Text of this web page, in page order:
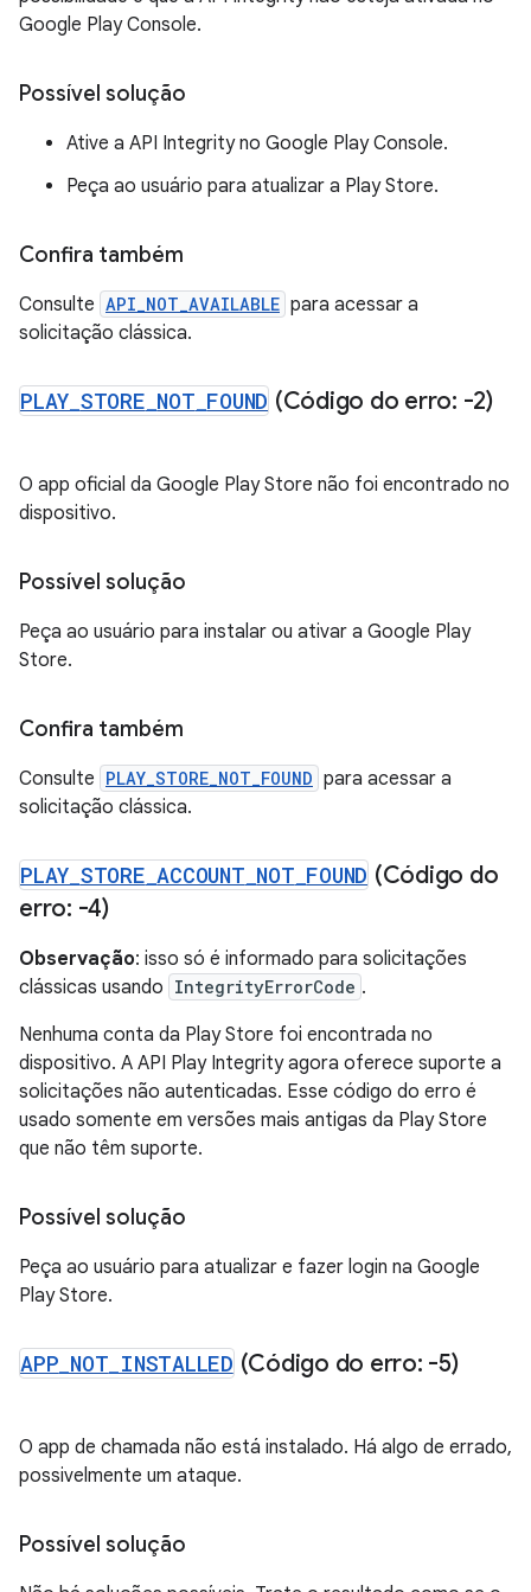
Google Play Console.
Possível solução
Ative a API Integrity no Google Play Console.
Peça ao usuário para atualizar a Play Store.
Confira também
Consulte API_NOT_AVAILABLE para acessar a
solicitação clássica.
PLAY STORE NOT FOUND (Código do erro: -2)
O app oficial da Google Play Store não foi encontrado no
dispositivo.
Possível solução
Peça ao usuário para instalar ou ativar a Google Play
Store.
Confira também
Consulte PLAY_STORE_NOT_FOUND para acessar a
solicitação clássica.
PLAY STORE _ACCOUNT NOT FOUND (Código do
erro: -4)
Observação: isso só é informado para solicitações
clássicas usando IntegrityErrorCode .
Nenhuma conta da Play Store foi encontrada no
dispositivo. A API Play Integrity agora oferece suporte a
solicitações não autenticadas. Esse código do erro é
usado somente em versões mais antigas da Play Store
que não têm suporte.
Possível solução
Peça ao usuário para atualizar e fazer login na Google
Play Store.
APP NOT INSTALLED (Código do erro: -5)
O app de chamada não está instalado. Há algo de errado,
possivelmente um ataque.
Possível solução